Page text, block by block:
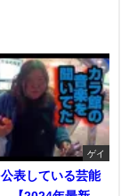
ゲイ
表している芸能